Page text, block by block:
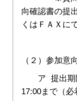
向確認書の提
くはＦＡＸに
（２）参加意
ア 提出期
17:00まで（必